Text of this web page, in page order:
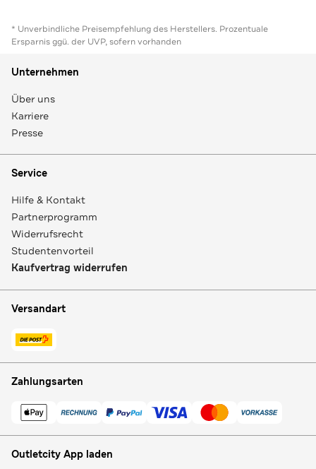
* Unverbindliche Preisempfehlung des Herstellers. Prozentuale
Ersparnis ggü. der UVP, sofern vorhanden
Unternehmen
Über uns
Karriere
Presse
Service
Hilfe & Kontakt
Partnerprogramm
Widerrufsrecht
Studentenvorteil
Kaufvertrag widerrufen
Versandart
Zahlungsarten
Outletcity App laden